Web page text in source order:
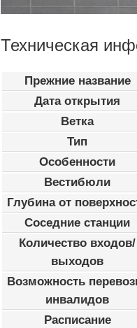
Техническая
Прежние название
Дата открытия
Ветка
Тип
Особенности
Вестибюли
Глубина от
Соседние станции
Количество входов/
выходов
Возможность
инвалидов
Расписание